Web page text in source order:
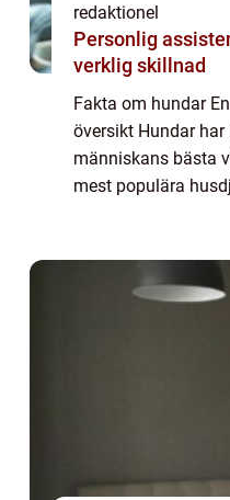
redaktionel
Personlig assistent ett yrke som
verklig skillnad
Fakta om hundar
översikt Hundar
människans bästa
mest populära